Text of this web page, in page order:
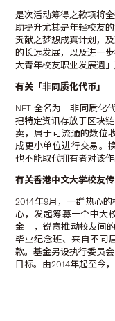
是次活动筹得之款项将
助提升尤其是年轻校友
贡献之梦想成真计划，
的长远发展，以及进一
大青年校友职业发展週
有关「非同质化代币」
NFT 全名为「非同质化
把特定资讯存放于区块
卖，属于可流通的数位
成更小单位进行交易。
也不能取代拥有者对该作
有关香港中文大学校友
2014年9月，一群热心
心，发起筹募一个中大
金」，锐意推动校友间
毕业纪念班、来自不同
款。基金另设执行委员
目标。由2014年起至今